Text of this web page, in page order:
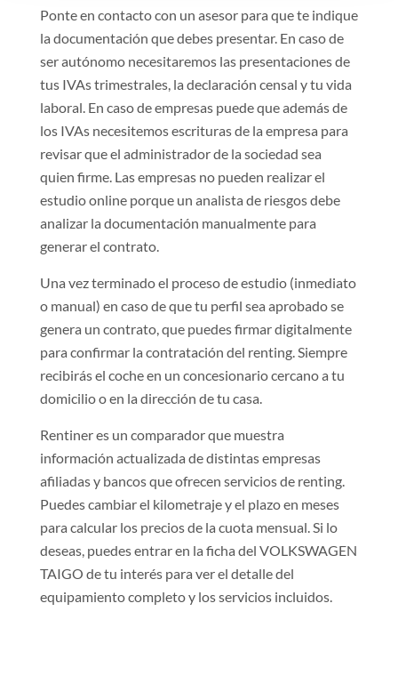
Ponte en contacto con un asesor para que te indique
la documentación que debes presentar. En caso de
ser autónomo necesitaremos las presentaciones de
tus IVAs trimestrales, la declaración censal y tu vida
laboral. En caso de empresas puede que además de
los IVAs necesitemos escrituras de la empresa para
revisar que el administrador de la sociedad sea
quien firme. Las empresas no pueden realizar el
estudio online porque un analista de riesgos debe
analizar la documentación manualmente para
generar el contrato.
Una vez terminado el proceso de estudio (inmediato
o manual) en caso de que tu perfil sea aprobado se
genera un contrato, que puedes firmar digitalmente
para confirmar la contratación del renting. Siempre
recibirás el coche en un concesionario cercano a tu
domicilio o en la dirección de tu casa.
Rentiner es un comparador que muestra
información actualizada de distintas empresas
afiliadas y bancos que ofrecen servicios de renting.
Puedes cambiar el kilometraje y el plazo en meses
para calcular los precios de la cuota mensual. Si lo
deseas, puedes entrar en la ficha del VOLKSWAGEN
TAIGO de tu interés para ver el detalle del
equipamiento completo y los servicios incluidos.